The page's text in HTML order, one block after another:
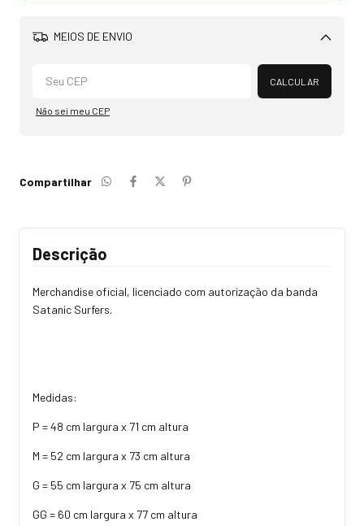
MEIOS DE ENVIO
Alterar CEP
CALCULAR
Não sei meu CEP
Compartilhar
Descrição
Merchandise oficial, licenciado com autorização da banda
Satanic Surfers.
Medidas:
P = 48 cm largura x 71 cm altura
M = 52 cm largura x 73 cm altura
G = 55 cm largura x 75 cm altura
GG = 60 cm largura x 77 cm altura